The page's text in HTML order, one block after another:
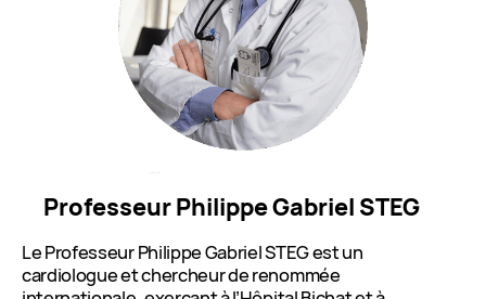
Professeur Philippe Gabriel STEG
Le Professeur Philippe Gabriel STEG est un
cardiologue et chercheur de renommée